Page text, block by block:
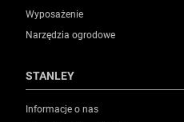
Wyposażenie
Narzędzia ogrodowe
STANLEY
Informacje o nas